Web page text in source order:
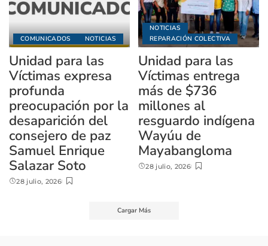
COMUNICADOS NOTICIAS
Unidad para las
Víctimas expresa
profunda
preocupación por la
desaparición del
consejero de paz
Samuel Enrique
Salazar Soto
28 julio, 2026
NOTICIAS
REPARACIÓN COLECTIVA
Unidad para las
Víctimas entrega
más de $736
millones al
resguardo indígena
Wayúu de
Mayabangloma
28 julio, 2026
Cargar Más